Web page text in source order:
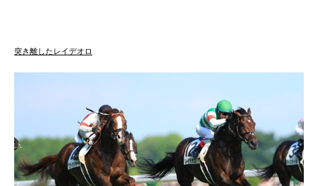
突き離したレイデオロ